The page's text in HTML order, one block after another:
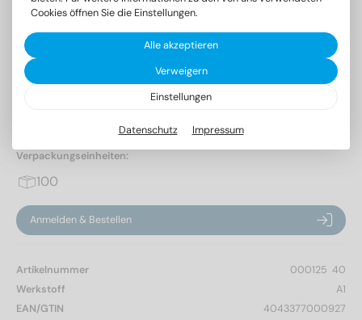
Kegelstifte Form B, Toleranzfeld h10
Verpackungseinheiten:
100
Anmelden & Bestellen
Artikelnummer
000125  40
Werkstoff
A1
EAN/GTIN
4043377000927
Cookies öffnen Sie die Einstellungen.
Alle akzeptieren
Verweigern
Einstellungen
Datenschutz Impressum